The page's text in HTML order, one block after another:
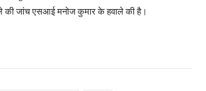
की जांच एसआई मनोज कुमार के हवाले की है।